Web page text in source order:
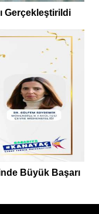
Gerçekleştirildi
Büyük Başarı